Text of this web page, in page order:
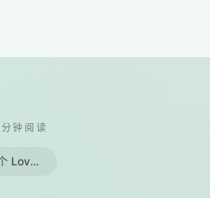
分钟阅读
Codex Sites 不是又一个 Lovable - 它让应用自己把自己运营下去